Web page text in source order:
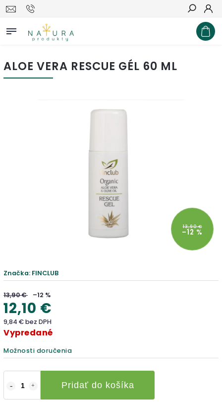
Hľadať
ALOE VERA RESCUE GÉL 60 ML
13,90 €
–12 %
Značka: FINCLUB
13,90 € –12 %
12,10 €
9,84 € bez DPH
Vypredané
Možnosti doručenia
Pridať do košíka